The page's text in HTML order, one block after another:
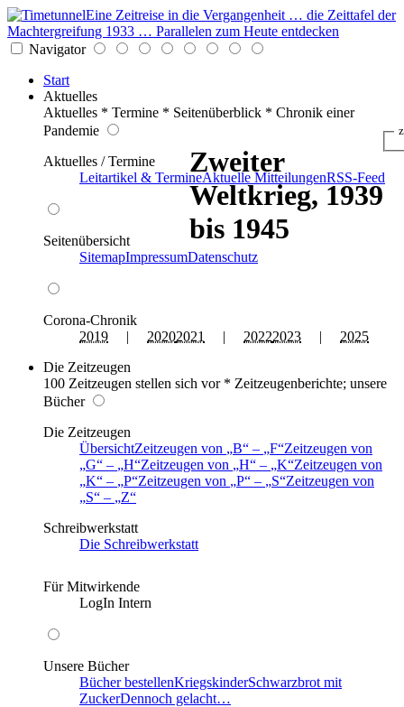
Eine Zeitreise in die Vergangenheit … die Zeittafel der
Machtergreifung 1933 … Parallelen zum Heute entdecken
Navigator
Start
Aktuelles
Aktuelles * Termine * Seitenüberblick * Chronik einer
Pandemie
Aktuelles / Termine
Leitartikel & TermineAktuelle MitteilungenRSS-Feed
Seitenübersicht
SitemapImpressumDatenschutz
Corona-Chronik
2019 | 20202021 | 20222023 | 2025
Die Zeitzeugen
100 Zeitzeugen stellen sich vor * Zeitzeugenberichte; unsere
Bücher
Die Zeitzeugen
ÜbersichtZeitzeugen von B – F Zeitzeugen von
G
– H Zeitzeugen von H – K Zeitzeugen von
K
– P Zeitzeugen von P – S Zeitzeugen von
S
–
Z
Schreibwerkstatt
Die Schreibwerkstatt
Für Mitwirkende
LogIn Intern
Unsere Bücher
Bücher bestellenKriegskinderSchwarzbrot mit
ZuckerDennoch gelacht…
Zweiter
Weltkrieg, 1939
bis 1945